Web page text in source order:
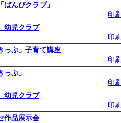
んびクラブ」
印刷
児クラブ
印刷
っぷ」子育て講座
印刷
ぷ」
印刷
児クラブ
印刷
作品展示会